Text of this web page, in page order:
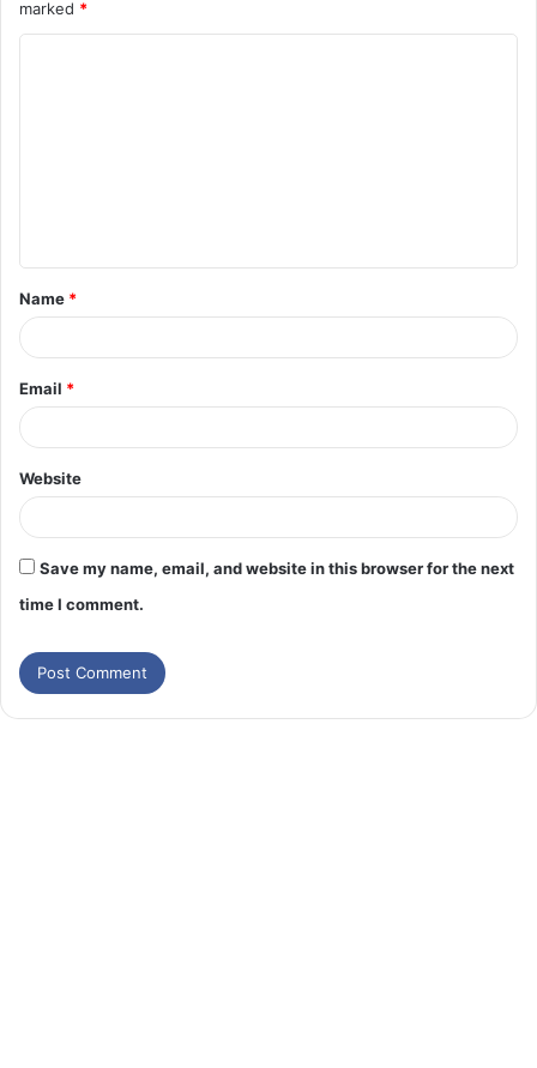
marked *
Name *
Email *
Website
Save my name, email, and website in this browser for the next
time I comment.